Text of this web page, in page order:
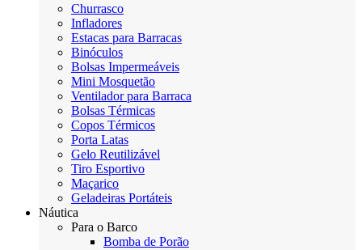
Churrasco
Infladores
Estacas para Barracas
Binóculos
Bolsas Impermeáveis
Mini Mosquetão
Ventilador para Barraca
Bolsas Térmicas
Copos Térmicos
Porta Latas
Gelo Reutilizável
Tiro Esportivo
Maçarico
Geladeiras Portáteis
Náutica
Para o Barco
Bomba de Porão